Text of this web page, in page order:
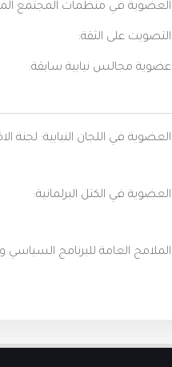
العضوية في منظمات المجتمع
التصويت على الثقة:
عضوية مجالس نيابية سابقة:
العضوية في اللجان النيابية: لجنة
العضوية في الكتل البرلمانية:
الملامح العامة للبرنامج السياسي